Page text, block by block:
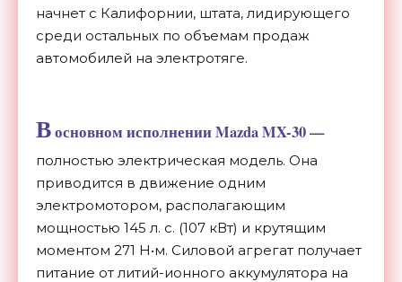
начнет с Калифорнии, штата, лидирующего
среди остальных по объемам продаж
автомобилей на электротяге.
Восновном исполнении Mazda MX-30 —
полностью электрическая модель. Она
приводится в движение одним
электромотором, располагающим
мощностью 145 л. с. (107 кВт) и крутящим
моментом 271 Н•м. Силовой агрегат получает
питание от литий-ионного аккумулятора на